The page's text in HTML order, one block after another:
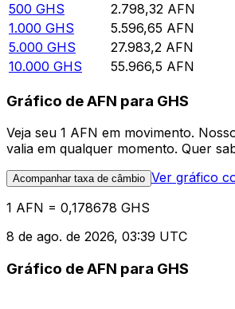
500 GHS 2.798,32 AFN
1.000 GHS 5.596,65 AFN
5.000 GHS 27.983,2 AFN
10.000 GHS 55.966,5 AFN
Gráfico de AFN para GHS
Veja seu 1 AFN em movimento.
valia em qualquer momento. Quer
Acompanhar taxa de câmbio Ver gráfico
1 AFN = 0,178678 GHS
8 de ago. de 2026, 03:39 UTC
Gráfico de AFN para GHS